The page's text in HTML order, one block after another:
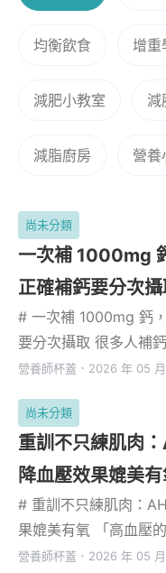
均衡飲食 增重
減肥小教室 減
減脂廚房 營養
尚未分類
一次補 1000mg
正確補鈣要分次
# 一次補 1000mg 鈣
要分次攝取 很多人補
營養師杯蓋 ． 2026 年 05
尚未分類
重訓不只練肌肉
降血壓效果媲美
# 重訓不只練肌肉：
果媲美有氧 「高血壓
營養師杯蓋 ． 2026 年 05